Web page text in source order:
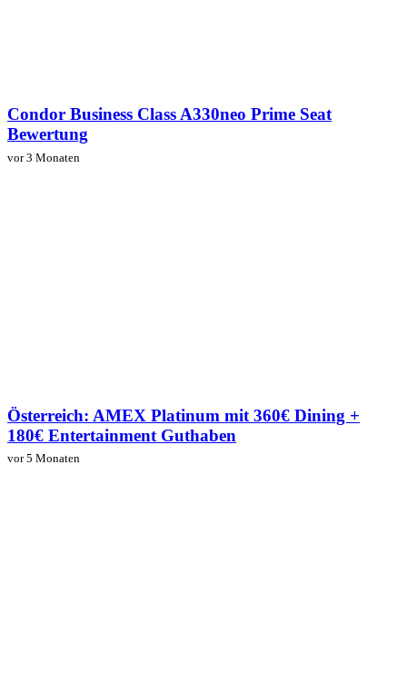
Condor Business Class A330neo Prime Seat
Bewertung
vor 3 Monaten
Österreich: AMEX Platinum mit 360€ Dining +
180€ Entertainment Guthaben
vor 5 Monaten